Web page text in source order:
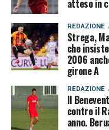
atteso in
REDAZIONE
Strega,
che
2006
girone A
REDAZIONE
Il
contro il
anno.